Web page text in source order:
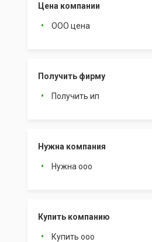
Цена компании
ООО цена
Получить фирму
Получить ип
Нужна компания
Нужна ооо
Купить компанию
Купить ооо